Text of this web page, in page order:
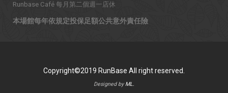
Runbase Café 每月第二個週一店休
本場館每年依規定投保足額公共意外責任險
Copyright©2019 RunBase All right reserved.
Designed by ML.